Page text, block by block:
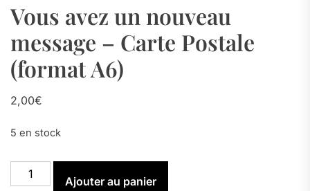
Vous avez un nouveau
message – Carte Postale
(format A6)
2,00€
5 en stock
quantité
de
Ajouter au panier